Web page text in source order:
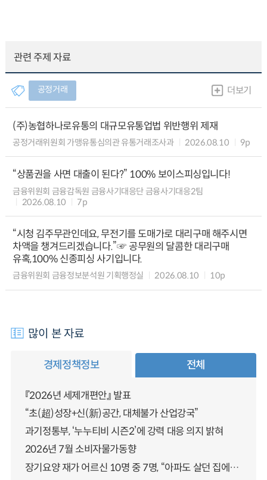
관련 주제 자료
공정거래 더보기
(주)농협하나로유통의 대규모유통업법 위반행위 제재
공정거래위원회 가맹유통심의관 유통거래조사과 2026.08.10 9p
“상품권을 사면 대출이 된다?” 100% 보이스피싱입니다!
금융위원회 금융감독원 금융사기대응단 금융사기대응2팀
2026.08.10
7p
“시청 김주무관인데요, 무전기를 도매가로 대리구매 해주시면
차액을 챙겨드리겠습니다.”☞ 공무원의 달콤한 대리구매
유혹,100% 신종피싱 사기입니다.
금융위원회 금융정보분석원 기획행정실 2026.08.10 10p
많이 본 자료
경제정책정보 전체
『2026년 세제개편안』 발표
“초(超)성장+신(新)공간, 대체불가 산업강국”
과기정통부, ‘누누티비 시즌2’에 강력 대응 의지 밝혀
2026년 7월 소비자물가동향
장기요양 재가 어르신 10명 중 7명, “아파도 살던 집에서 살겠다” 「2025년 장기요양실태조사」 결과 발표